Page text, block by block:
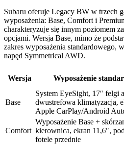
Subaru oferuje Legacy BW w trzech
wyposażenia: Base, Comfort i
charakteryzuje się innym poziomem
opcjami. Wersja Base, mimo że
zakres wyposażenia standardowego,
napęd Symmetrical AWD.
Wersja Wyposażenie
Base
System EyeSight, 17″ felgi
dwustrefowa klimatyzacja,
Apple CarPlay/Android
Comfort
Wyposażenie Base +
kierownica, ekran 11,6″,
fotele przednie